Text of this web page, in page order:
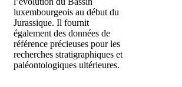
luxembourgeois au début du
Jurassique. Il fournit
également des données de
référence précieuses pour les
recherches stratigraphiques et
paléontologiques ultérieures.